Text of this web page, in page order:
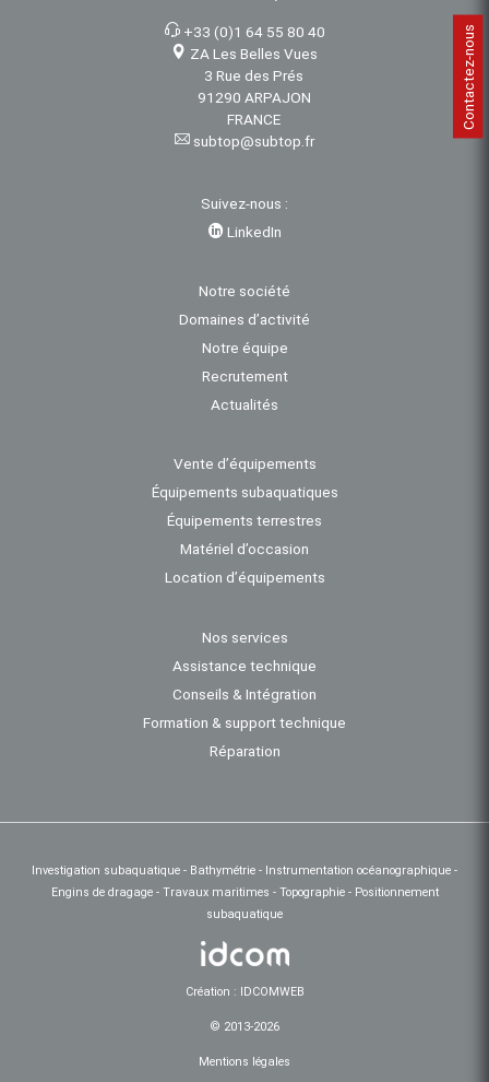
+33 (0)1 64 55 80 40
ZA Les Belles Vues
3 Rue des Prés
91290 ARPAJON
FRANCE
subtop@subtop.fr
Suivez-nous :
LinkedIn
Notre société
Domaines d’activité
Notre équipe
Recrutement
Actualités
Vente d’équipements
Équipements subaquatiques
Équipements terrestres
Matériel d’occasion
Location d’équipements
Nos services
Assistance technique
Conseils & Intégration
Formation & support technique
Réparation
Investigation subaquatique - Bathymétrie - Instrumentation océanographique -
Engins de dragage - Travaux maritimes - Topographie - Positionnement
subaquatique
Création : IDCOMWEB
© 2013-2026
Mentions légales
Contactez-nous